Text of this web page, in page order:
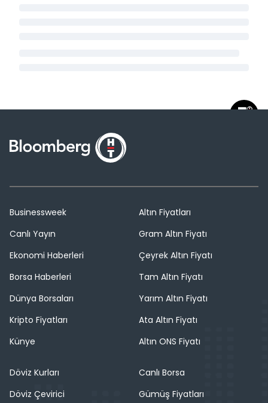
Businessweek
Canlı Yayın
Ekonomi Haberleri
Borsa Haberleri
Dünya Borsaları
Kripto Fiyatları
Künye
Altın Fiyatları
Gram Altın Fiyatı
Çeyrek Altın Fiyatı
Tam Altın Fiyatı
Yarım Altın Fiyatı
Ata Altın Fiyatı
Altın ONS Fiyatı
Döviz Kurları
Döviz Çevirici
Canlı Borsa
Gümüş Fiyatları